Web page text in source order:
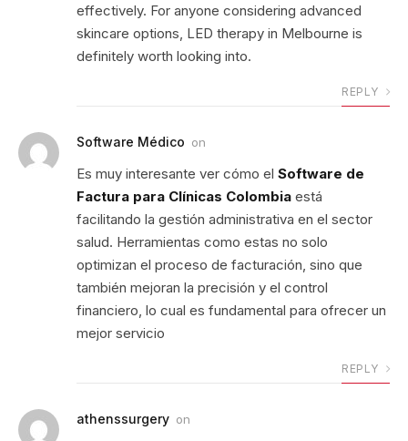
effectively. For anyone considering advanced
skincare options, LED therapy in Melbourne is
definitely worth looking into.
REPLY
Software Médico on
Es muy interesante ver cómo el Software de
Factura para Clínicas Colombia está
facilitando la gestión administrativa en el sector
salud. Herramientas como estas no solo
optimizan el proceso de facturación, sino que
también mejoran la precisión y el control
financiero, lo cual es fundamental para ofrecer un
mejor servicio
REPLY
athenssurgery on